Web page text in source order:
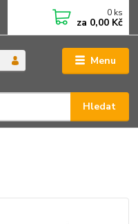
Menu
Hledat
0 ks
za 0,00 Kč